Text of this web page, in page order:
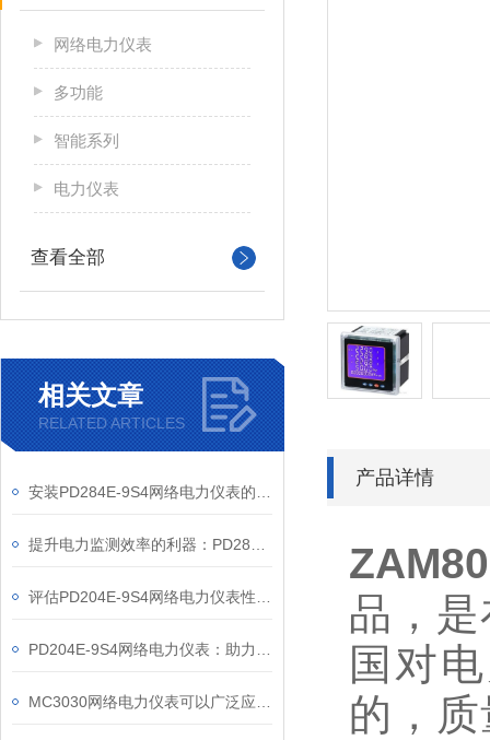
网络电力仪表
多功能
智能系列
电力仪表
查看全部
相关文章
RELATED ARTICLES
产品详情
品，
国对
的，